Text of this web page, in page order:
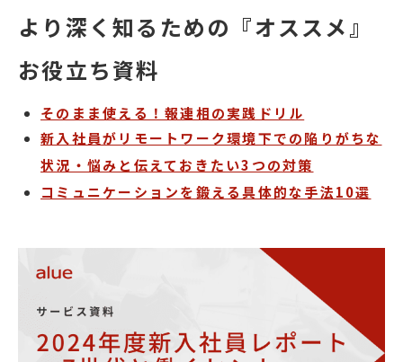
より深く知るための『オススメ』
お役立ち資料
そのまま使える！報連相の実践ドリル
新入社員がリモートワーク環境下での陥りがちな
状況・悩みと伝えておきたい3つの対策
コミュニケーションを鍛える具体的な手法10選